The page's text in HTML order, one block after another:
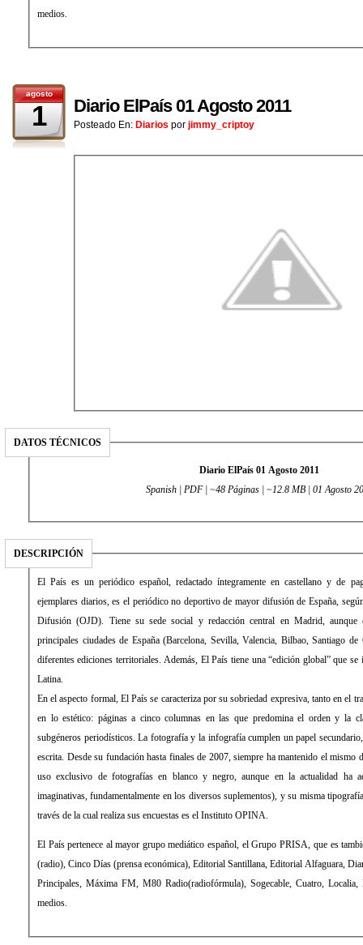
medios.
agosto
1 Diario ElPaís 01 Agosto 2011
Posteado En: Diarios por jimmy_criptoy
DATOS TÉCNICOS
Diario ElPaís 01 Agosto 2011
Spanish | PDF | ~48 Páginas | ~12.8 MB | 01 Agosto
DESCRIPCIÓN
El País es un periódico español, redactado íntegramente en castellano y de pago. Con una media de 431.034
ejemplares diarios, es el periódico no deportivo de mayor difusión de España, según la Oficina de Justificación de la
Difusión (OJD). Tiene su sede social y redacción central en Madrid, aunque cuenta con delegaciones en las
principales ciudades de España (Barcelona, Sevilla, Valencia, Bilbao, Santiago de Compostela) desde las que edita
diferentes ediciones territoriales. Además, El País tiene una “edición global” que se imprime y distribuye en América
Latina.
En el aspecto formal, El País se caracteriza por su sobriedad expresiva, tanto en el tratamiento de la información como
en lo estético: páginas a cinco columnas en las que predomina el orden y la clara distribución de los distintos
subgéneros periodísticos. La fotografía y la infografía cumplen un papel secundario, de mero apoyo a la información
escrita. Desde su fundación hasta finales de 2007, siempre ha mantenido el mismo diseño, sin apenas evolución (con
uso exclusivo de fotografías en blanco y negro, aunque en la actualidad ha aceptado el color y formas más
imaginativas, fundamentalmente en los diversos suplementos), y su misma tipografía: la Times Roman. La empresa a
través de la cual realiza sus encuestas es el Instituto OPINA.
El País pertenece al mayor grupo mediático español, el Grupo PRISA, que es también propietario de la Cadena SER
(radio), Cinco Días (prensa económica), Editorial Santillana, Editorial Alfaguara, Diario As (prensa deportiva), Los 40
Principales, Máxima FM, M80 Radio(radiofórmula), Sogecable, Cuatro, Localia, Digital+ (televisión), entre otros
medios.